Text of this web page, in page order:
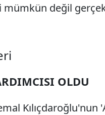
değil
OLDU
Kılıçdaroğlu'nun